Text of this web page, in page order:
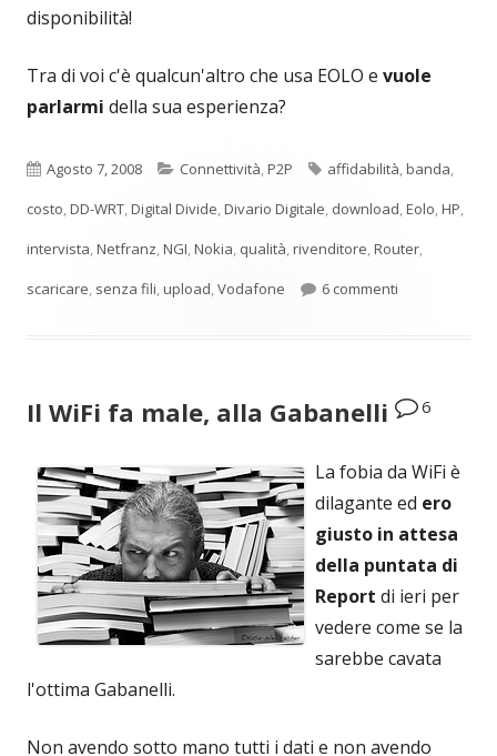
disponibilità!
Tra di voi c'è qualcun'altro che usa EOLO e vuole
parlarmi della sua esperienza?
Pubblicato
Agosto 7, 2008 Categorie
Connettività,P2P Tag
affidabilità,banda,
costo,DD-WRT,Digital Divide,Divario Digitale, download,Eolo,HP,
intervista,Netfranz,NGI,Nokia, qualità,rivenditore,Router,
scaricare, senza fili,upload,Vodafone 6 commenti
Il WiFi fa male, alla Gabanelli 6
La fobia da WiFi è
dilagante ed ero
giusto in attesa
della puntata di
Report di ieri per
vedere come se la
sarebbe cavata
l'ottima Gabanelli.
Non avendo sotto mano tutti i dati e non avendo